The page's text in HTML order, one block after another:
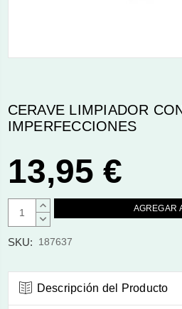
CERAVE LIMPIADOR
IMPERFECCIONES
13,95 €
AUMENTAR
CANTIDAD:
DISMINUIR
SKU: 187637
Descripción del Producto